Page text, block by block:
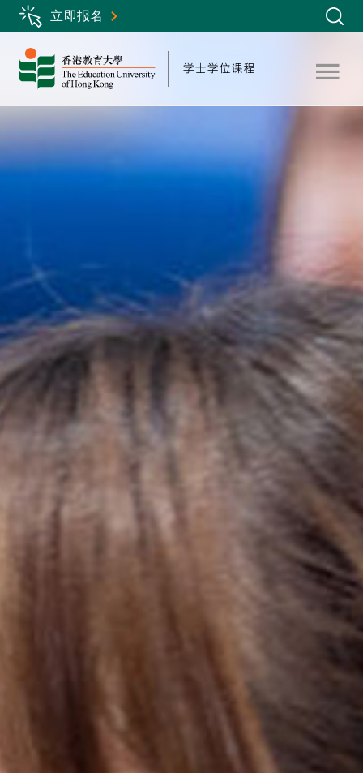
Skip
to
main
content
立即报名